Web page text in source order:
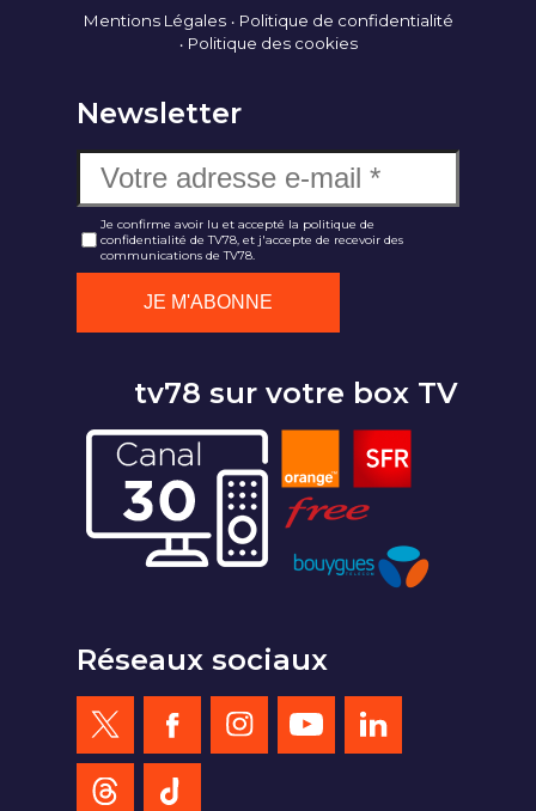
Mentions Légales
Politique de confidentialité
Politique des cookies
Newsletter
Je confirme avoir lu et accepté la politique de
confidentialité de TV78, et j'accepte de recevoir des
communications de TV78.
tv78 sur votre box TV
Réseaux sociaux